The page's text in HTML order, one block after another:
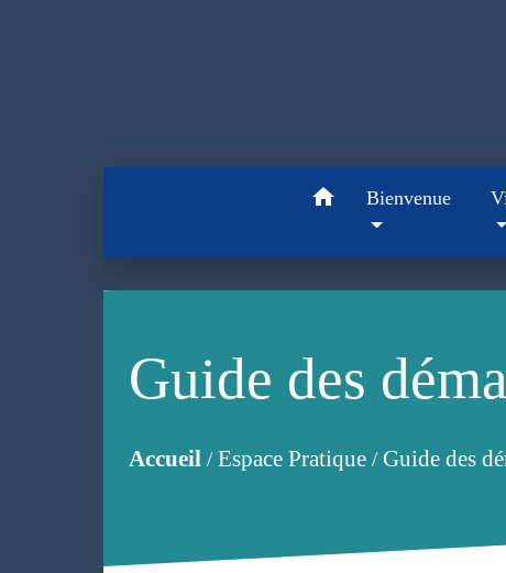
home Bienvenue
Guide des
Accueil/Espace Pratique/Guide des